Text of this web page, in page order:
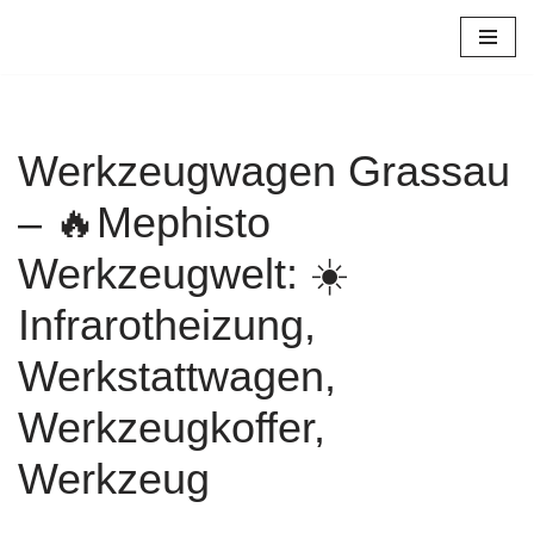
Werkzeugwagen Grassau
– 🔥Mephisto
Werkzeugwelt: ☀️
Infrarotheizung,
Werkstattwagen,
Werkzeugkoffer,
Werkzeug